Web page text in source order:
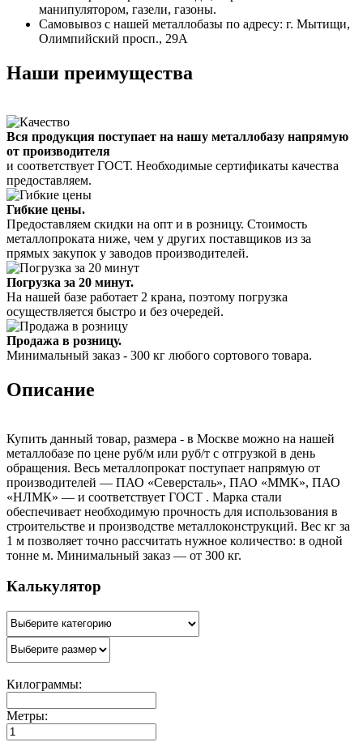
манипулятором, газели, газоны.
Самовывоз с нашей металлобазы по адресу: г. Мытищи,
Олимпийский просп., 29А
Наши преимущества
Вся продукция поступает на нашу металлобазу напрямую
от производителя
и соответствует ГОСТ. Необходимые сертификаты качества
предоставляем.
Гибкие цены.
Предоставляем скидки на опт и в розницу. Стоимость
металлопроката ниже, чем у других поставщиков из за
прямых закупок у заводов производителей.
Погрузка за 20 минут.
На нашей базе работает 2 крана, поэтому погрузка
осуществляется быстро и без очередей.
Продажа в розницу.
Минимальный заказ - 300 кг любого сортового товара.
Описание
Купить данный товар, размера - в Москве можно на нашей
металлобазе по цене руб/м или руб/т с отгрузкой в день
обращения. Весь металлопрокат поступает напрямую от
производителей — ПАО «Северсталь», ПАО «ММК», ПАО
«НЛМК» — и соответствует ГОСТ . Марка стали
обеспечивает необходимую прочность для использования в
строительстве и производстве металлоконструкций. Вес кг за
1 м позволяет точно рассчитать нужное количество: в одной
тонне м. Минимальный заказ — от 300 кг.
Калькулятор
Килограммы:
Метры: